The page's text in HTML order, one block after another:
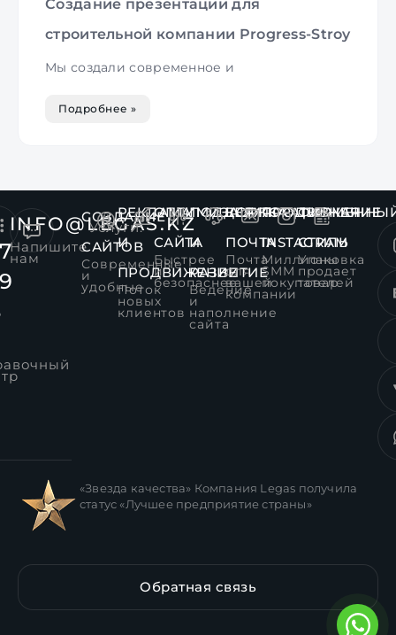
Создание презентации для
строительной компании Progress-Stroy
Мы создали современное и
Подробнее »
«Звезда качества» Компания Legas получила
статус «Лучшее предприятие страны»
INFO@LEGAS.KZ
Напишите
нам
Услуги:
СОЗДАНИЕ
САЙТОВ
Современные
и
удобные
РЕКЛАМА
И
ПРОДВИЖЕНИЕ
Поток
новых
клиентов
ОПТИМИЗАЦИЯ
САЙТА
Быстрее
и
безопаснее
ПОДДЕРЖКА
И
РАЗВИТИЕ
Ведение
и
наполнение
сайта
КОРПОРАТИВНАЯ
ПОЧТА
Почта
для
вашей
компании
ПРОДВИЖЕНИЕ
INSTAGRAM
Миллионы
SMM
покупателей
СТИЛЬ
Упаковка
продает
товар
Обратная связь